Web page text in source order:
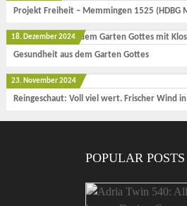
Projekt Freiheit – Memmingen 1525 (HDBG
18. Dezember 2024
Gesundheit aus dem Garten Gottes
23. November 2024
Reingeschaut: Voll viel wert. Frischer Wind
POPULAR POSTS